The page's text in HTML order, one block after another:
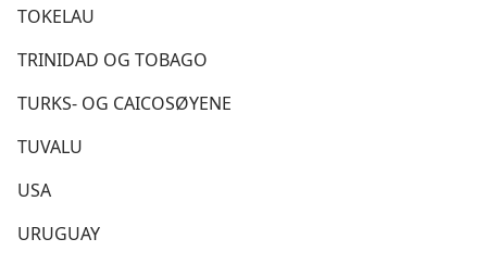
TOKELAU
TRINIDAD OG TOBAGO
TURKS- OG CAICOSØYENE
TUVALU
USA
URUGUAY